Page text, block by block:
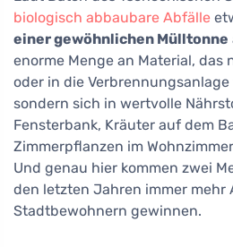
biologisch abbaubare Abfälle
einer gewöhnlichen Mülltonne
enorme Menge an Material, das
oder in die
sondern sich in wertvolle
Fensterbank, Kräuter auf dem
Zimmerpflanzen im
Und genau hier kommen zwei
den letzten Jahren immer mehr
Stadtbewohnern gewinnen.